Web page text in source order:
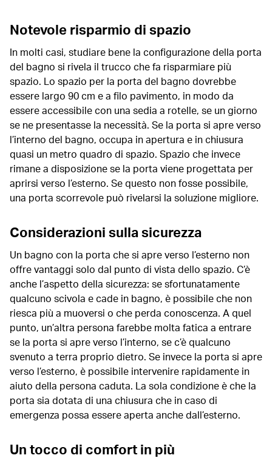
Notevole risparmio di spazio
In molti casi, studiare bene la configurazione della porta
del bagno si rivela il trucco che fa risparmiare più
spazio. Lo spazio per la porta del bagno dovrebbe
essere largo 90 cm e a filo pavimento, in modo da
essere accessibile con una sedia a rotelle, se un giorno
se ne presentasse la necessità. Se la porta si apre verso
l’interno del bagno, occupa in apertura e in chiusura
quasi un metro quadro di spazio. Spazio che invece
rimane a disposizione se la porta viene progettata per
aprirsi verso l’esterno. Se questo non fosse possibile,
una porta scorrevole può rivelarsi la soluzione migliore.
Considerazioni sulla sicurezza
Un bagno con la porta che si apre verso l’esterno non
offre vantaggi solo dal punto di vista dello spazio. C’è
anche l’aspetto della sicurezza: se sfortunatamente
qualcuno scivola e cade in bagno, è possibile che non
riesca più a muoversi o che perda conoscenza. A quel
punto, un’altra persona farebbe molta fatica a entrare
se la porta si apre verso l’interno, se c’è qualcuno
svenuto a terra proprio dietro. Se invece la porta si apre
verso l’esterno, è possibile intervenire rapidamente in
aiuto della persona caduta. La sola condizione è che la
porta sia dotata di una chiusura che in caso di
emergenza possa essere aperta anche dall’esterno.
Un tocco di comfort in più